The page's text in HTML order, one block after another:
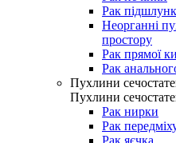
Рак
Неорганні
простору
Рак прямої
Рак
Пухлини
Пухлини
Рак нирки
Рак
Рак яєчка